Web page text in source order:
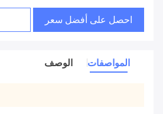
احصل على أفضل سعر
المواصفات الوصف